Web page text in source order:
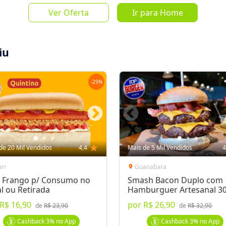
Ver Oferta Ir para Home
Salvar Oferta favorite_border
Inscrever-se
um delicioso catupiry empanado,
a
-29%
20 Mil Vendidos 4,4 star
Frango p/ Consumo no
ou Retirada
R$ 16,90 deR$ 23,90
Cashback3%no App
Mais de 5 Mil Vendidos
location_on Guanabara
Smash Bacon Duplo com
Hamburguer Artesanal
por R$ 26,90 deR$ 32,90
Cashback3%no App